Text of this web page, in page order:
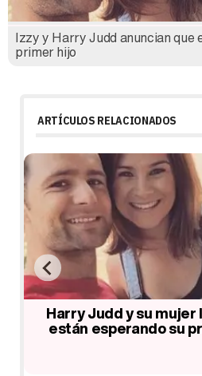
Izzy y Harry Judd anuncian que
primer hijo
ARTÍCULOS RELACIONADOS
La banda McFly posa
la victoria de Harry
dijimos que lo